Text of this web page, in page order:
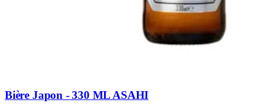
Bière Japon - 330 ML ASAHI